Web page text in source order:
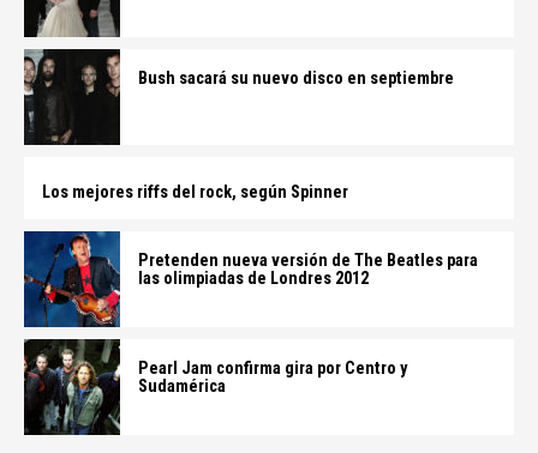
Bush sacará su nuevo disco en septiembre
Los mejores riffs del rock, según Spinner
Pretenden nueva versión de The Beatles para
las olimpiadas de Londres 2012
Pearl Jam confirma gira por Centro y
Sudamérica